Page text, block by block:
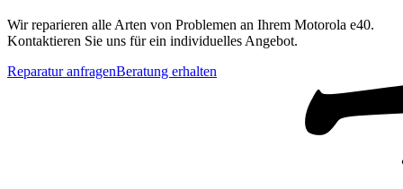
Wir reparieren alle Arten von Problemen an Ihrem Motorola e40.
Kontaktieren Sie uns für ein individuelles Angebot.
Reparatur anfragenBeratung erhalten